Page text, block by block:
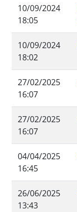
10/09/2024
18:05
10/09/2024
18:02
27/02/2025
16:07
27/02/2025
16:07
04/04/2025
16:45
26/06/2025
13:43